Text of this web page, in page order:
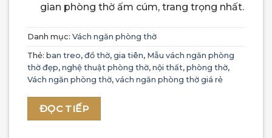
gian phòng thờ ấm cúm, trang trọng nhất.
Danh mục: Vách ngăn phòng thờ
Thẻ: ban treo, đồ thờ, gia tiên, Mẫu vách ngăn phòng
thờ đẹp, nghệ thuật phòng thờ, nội thất, phòng thờ,
Vách ngăn phòng thờ, vách ngăn phòng thờ giá rẻ
ĐỌC TIẾP